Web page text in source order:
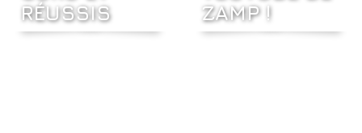
RÉUSSIS
ZAMP !